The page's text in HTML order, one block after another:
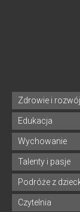
Zdrowie i
Edukacja
Wychowanie
Talenty i pasje
Podróże z
Czytelnia